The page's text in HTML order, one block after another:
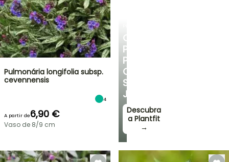
CONSELHOS
PERSONALIZADOS
PARA
O
SEU
JARDIM
Descubra
a Plantfit
→
Pulmonária longifolia subsp.
cevennensis
4
A partir de6,90 €
Vaso de 8/9 cm